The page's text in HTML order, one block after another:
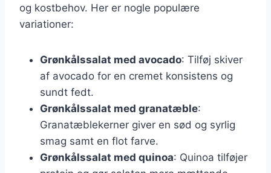
og kostbehov. Her er nogle populære
variationer:
Grønkålssalat med avocado: Tilføj skiver
af avocado for en cremet konsistens og
sundt fedt.
Grønkålssalat med granatæble:
Granatæblekerner giver en sød og syrlig
smag samt en flot farve.
Grønkålssalat med quinoa: Quinoa tilføjer